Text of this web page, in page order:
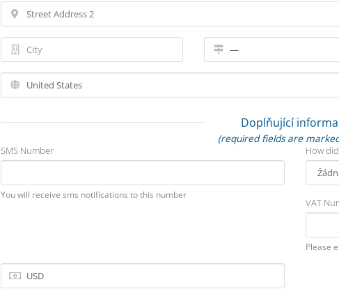
Doplňující
(required fields are
SMS Number
You will receive sms notifications to this number
How
VAT
Please